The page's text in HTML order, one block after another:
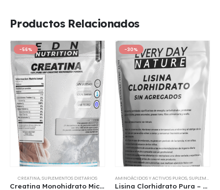
Productos Relacionados
-56%
CREATINA,SUPLEMENTOS DIETARIOS
Creatina Monohidrato Micronizada 250 Gr EDN Nutrition 2×1 OFERTA
-30%
AMINOÁCIDOS Y ACTIVOS PUROS,SUPLEMENTOS DIETARIOS
Lisina Clorhidrato Pura – Everyday Nature